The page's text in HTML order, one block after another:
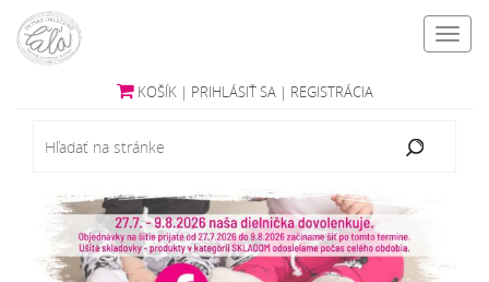
KOŠÍK | PRIHLÁSIŤ SA | REGISTRÁCIA